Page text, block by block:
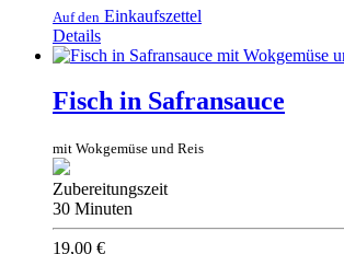
Auf den Einkaufszettel
Details
Fisch in Safransauce
mit Wokgemüse und Reis
Zubereitungszeit
30 Minuten
19,00 €